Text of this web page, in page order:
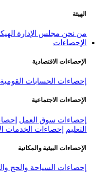
الهيئة
من نحن مجلس الإدارة
الإحصاءات
الإحصاءات الاقتصادية
إحصاءات الحسابات القومية
الإحصاءات الاجتماعية
إحصاءات سوق العمل
التعليم
إحصاءات الخدمات
الإحصاءات البيئية والمكانية
إحصاءات السياحة والحج